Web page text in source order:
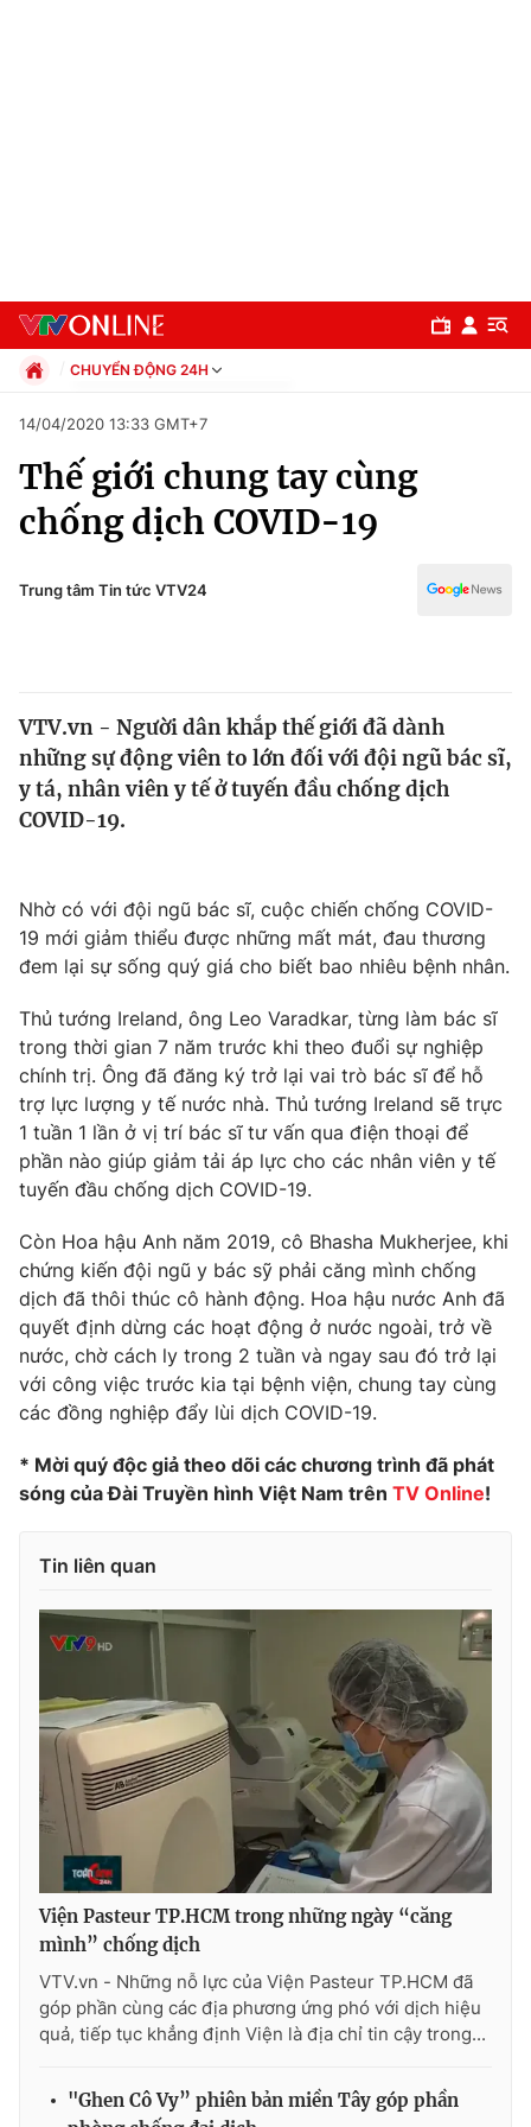
Chuyên mục
Chính trị
Xã hội
Y tế
Thế giới
Thế giới đó đây
Câu chuyện quốc tế
Tài chính
Thị trường
Góc doanh nghiệp
Dữ liệu và đời sống
Truyền hình
Phim VTV
Hậu trường
Nhân vật
Giải sao mai
Giải trí
Điện ảnh
Âm nhạc
Sao
Đời sống
Du lịch
Làm đẹp
Chất lượng cuộc sống
Giáo dục
Tuyển sinh
Học trực tuyến
Công nghệ
Hitech Công nghệ tương lai
Sản phẩm
Tư vấn
Giao lưu trực tuyến
Emagazine
Photo
Video Shorts video
VTV Money VTV Thể thao
VTV Sức khoẻ Bất động sản
Thị trường 24h Tấm lòng Việt
VTV4 Vươn mình bằng AI
VTV9 VTV8
Liên hệ tòa soạn
CHUYỂN ĐỘNG 24H
Xã hội
Pháp luật
Kinh tế
Thể thao
Văn hóa - Giải trí
Giáo dục
14/04/2020 13:33 GMT+7
Thế giới chung tay cùng
chống dịch COVID-19
Trung tâm Tin tức VTV24
VTV.vn - Người dân khắp thế giới đã dành
những sự động viên to lớn đối với đội ngũ bác sĩ,
y tá, nhân viên y tế ở tuyến đầu chống dịch
COVID-19.
Nhờ có với đội ngũ bác sĩ, cuộc chiến chống COVID-
19 mới giảm thiểu được những mất mát, đau thương
đem lại sự sống quý giá cho biết bao nhiêu bệnh nhân.
Thủ tướng Ireland, ông Leo Varadkar, từng làm bác sĩ
trong thời gian 7 năm trước khi theo đuổi sự nghiệp
chính trị. Ông đã đăng ký trở lại vai trò bác sĩ để hỗ
trợ lực lượng y tế nước nhà. Thủ tướng Ireland sẽ trực
1 tuần 1 lần ở vị trí bác sĩ tư vấn qua điện thoại để
phần nào giúp giảm tải áp lực cho các nhân viên y tế
tuyến đầu chống dịch COVID-19.
Còn Hoa hậu Anh năm 2019, cô Bhasha Mukherjee, khi
chứng kiến đội ngũ y bác sỹ phải căng mình chống
dịch đã thôi thúc cô hành động. Hoa hậu nước Anh đã
quyết định dừng các hoạt động ở nước ngoài, trở về
nước, chờ cách ly trong 2 tuần và ngay sau đó trở lại
với công việc trước kia tại bệnh viện, chung tay cùng
các đồng nghiệp đẩy lùi dịch COVID-19.
* Mời quý độc giả theo dõi các chương trình đã phát
sóng của Đài Truyền hình Việt Nam trên TV Online!
Tin liên quan
Viện Pasteur TP.HCM trong những ngày “căng
mình” chống dịch
VTV.vn - Những nỗ lực của Viện Pasteur TP.HCM đã
góp phần cùng các địa phương ứng phó với dịch hiệu
quả, tiếp tục khẳng định Viện là địa chỉ tin cậy trong...
"Ghen Cô Vy” phiên bản miền Tây góp phần